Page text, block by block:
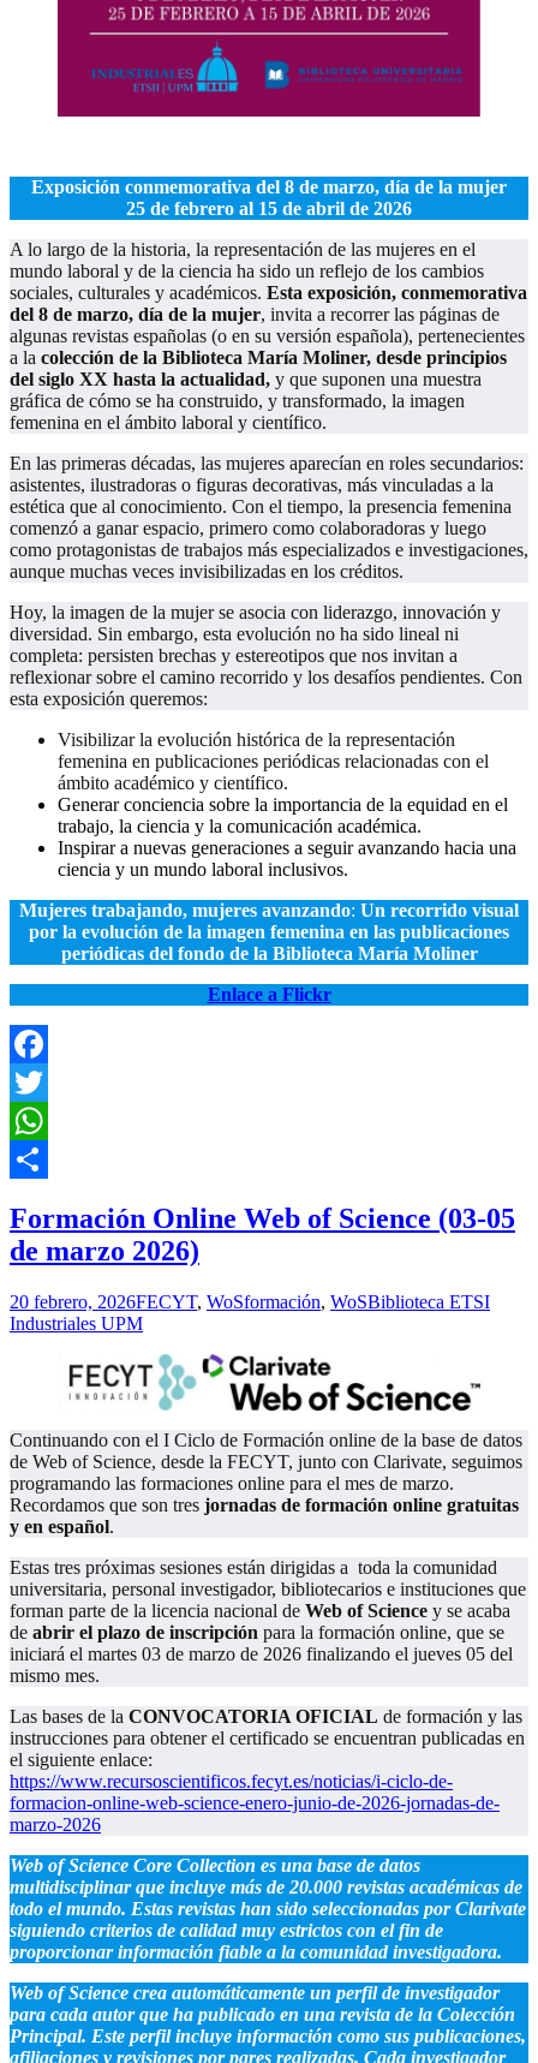
Exposición conmemorativa del 8 de marzo, día de la mujer
25 de febrero al 15 de abril de 2026
A lo largo de la historia, la representación de las mujeres en el
mundo laboral y de la ciencia ha sido un reflejo de los cambios
sociales, culturales y académicos. Esta exposición, conmemorativa
del 8 de marzo, día de la mujer, invita a recorrer las páginas de
algunas revistas españolas (o en su versión española), pertenecientes
a la colección de la Biblioteca María Moliner, desde principios
del siglo XX hasta la actualidad, y que suponen una muestra
gráfica de cómo se ha construido, y transformado, la imagen
femenina en el ámbito laboral y científico.
En las primeras décadas, las mujeres aparecían en roles secundarios:
asistentes, ilustradoras o figuras decorativas, más vinculadas a la
estética que al conocimiento. Con el tiempo, la presencia femenina
comenzó a ganar espacio, primero como colaboradoras y luego
como protagonistas de trabajos más especializados e investigaciones,
aunque muchas veces invisibilizadas en los créditos.
Hoy, la imagen de la mujer se asocia con liderazgo, innovación y
diversidad. Sin embargo, esta evolución no ha sido lineal ni
completa: persisten brechas y estereotipos que nos invitan a
reflexionar sobre el camino recorrido y los desafíos pendientes. Con
esta exposición queremos:
Visibilizar la evolución histórica de la representación
femenina en publicaciones periódicas relacionadas con el
ámbito académico y científico.
Generar conciencia sobre la importancia de la equidad en el
trabajo, la ciencia y la comunicación académica.
Inspirar a nuevas generaciones a seguir avanzando hacia una
ciencia y un mundo laboral inclusivos.
Mujeres trabajando, mujeres avanzando: Un recorrido visual
por la evolución de la imagen femenina en las publicaciones
periódicas del fondo de la Biblioteca María Moliner
Enlace a Flickr
Facebook
Twitter
WhatsApp
Formación Online Web of Science (03-05
de marzo 2026)
20 febrero, 2026FECYT, WoSformación, WoSBiblioteca ETSI
Industriales UPM
Continuando con el I Ciclo de Formación online de la base de datos
de Web of Science, desde la FECYT, junto con Clarivate, seguimos
programando las formaciones online para el mes de marzo.
Recordamos que son tres jornadas de formación online gratuitas
y en español.
Estas tres próximas sesiones están dirigidas a toda la comunidad
universitaria, personal investigador, bibliotecarios e instituciones que
forman parte de la licencia nacional de Web of Science y se acaba
de abrir el plazo de inscripción para la formación online, que se
iniciará el martes 03 de marzo de 2026 finalizando el jueves 05 del
mismo mes.
Las bases de la CONVOCATORIA OFICIAL de formación y las
instrucciones para obtener el certificado se encuentran publicadas en
el siguiente enlace:
https://www.recursoscientificos.fecyt.es/noticias/i-ciclo-de-
formacion-online-web-science-enero-junio-de-2026-jornadas-de-
marzo-2026
Web of Science Core Collection es una base de datos
multidisciplinar que incluye más de 20.000 revistas académicas de
todo el mundo. Estas revistas han sido seleccionadas por Clarivate
siguiendo criterios de calidad muy estrictos con el fin de
proporcionar información fiable a la comunidad investigadora.
Web of Science crea automáticamente un perfil de investigador
para cada autor que ha publicado en una revista de la Colección
Principal. Este perfil incluye información como sus publicaciones,
afiliaciones y revisiones por pares realizadas. Cada investigador